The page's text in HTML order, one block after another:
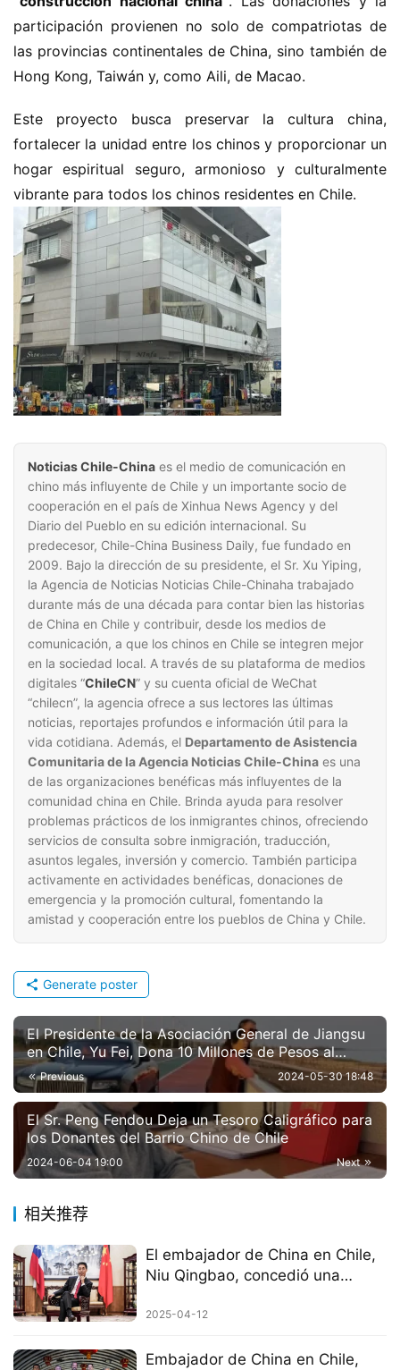
participación provienen no solo de compatriotas de
las provincias continentales de China, sino también de
Hong Kong, Taiwán y, como Aili, de Macao.
Este proyecto busca preservar la cultura china,
fortalecer la unidad entre los chinos y proporcionar un
hogar espiritual seguro, armonioso y culturalmente
vibrante para todos los chinos residentes en Chile.
Noticias Chile-China es el medio de comunicación en
chino más influyente de Chile y un importante socio de
cooperación en el país de Xinhua News Agency y del
Diario del Pueblo en su edición internacional. Su
predecesor, Chile-China Business Daily, fue fundado en
2009. Bajo la dirección de su presidente, el Sr. Xu Yiping,
la Agencia de Noticias Noticias Chile-Chinaha trabajado
durante más de una década para contar bien las historias
de China en Chile y contribuir, desde los medios de
comunicación, a que los chinos en Chile se integren mejor
en la sociedad local. A través de su plataforma de medios
digitales “ChileCN” y su cuenta oficial de WeChat
“chilecn”, la agencia ofrece a sus lectores las últimas
noticias, reportajes profundos e información útil para la
vida cotidiana. Además, el Departamento de Asistencia
Comunitaria de la Agencia Noticias Chile-China es una
de las organizaciones benéficas más influyentes de la
comunidad china en Chile. Brinda ayuda para resolver
problemas prácticos de los inmigrantes chinos, ofreciendo
servicios de consulta sobre inmigración, traducción,
asuntos legales, inversión y comercio. También participa
activamente en actividades benéficas, donaciones de
emergencia y la promoción cultural, fomentando la
amistad y cooperación entre los pueblos de China y Chile.
Generate poster
El Presidente de la Asociación General de Jiangsu
en Chile, Yu Fei, Dona 10 Millones de Pesos al
Barrio Chino e Invita a Participar a los
Compatriotas de Jiangsu
Previous 2024-05-30 18:48
El Sr. Peng Fendou Deja un Tesoro Caligráfico para
los Donantes del Barrio Chino de Chile
Next
2024-06-04 19:00
相关推荐
El embajador de China en Chile,
Niu Qingbao, concedió una
Tres”
2025-04-12
Embajador de China en Chile,